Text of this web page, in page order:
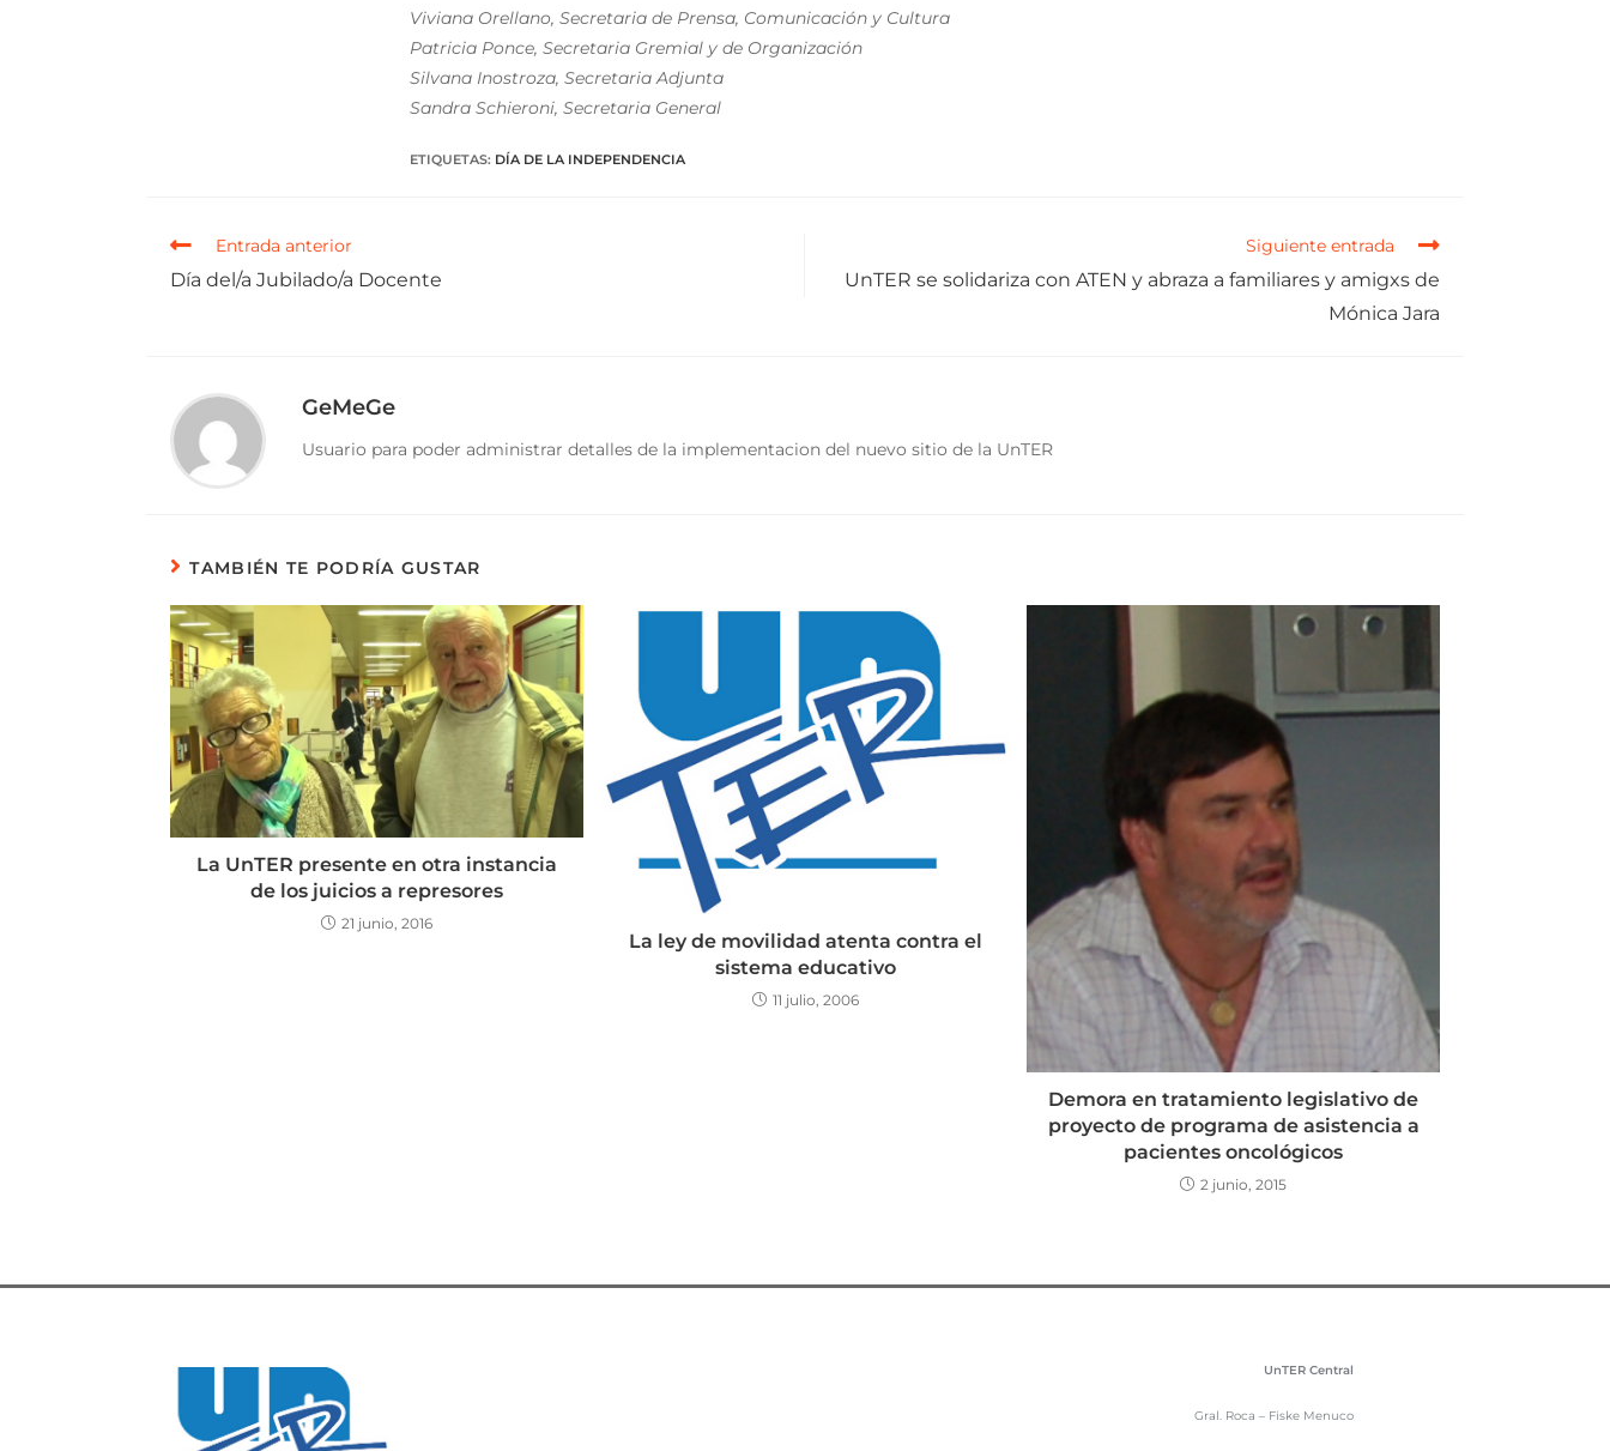
Viviana Orellano, Secretaria de Prensa, Comunicación y Cultura
Patricia Ponce, Secretaria Gremial y de Organización
Silvana Inostroza, Secretaria Adjunta
Sandra Schieroni, Secretaria General
ETIQUETAS: DÍA DE LA INDEPENDENCIA
Entrada anterior
Día del/a Jubilado/a Docente
Siguiente entrada
UnTER se solidariza con ATEN y abraza a familiares y amigxs de
Mónica Jara
GeMeGe
Usuario para poder administrar detalles de la implementacion del nuevo sitio de la UnTER
TAMBIÉN TE PODRÍA GUSTAR
La UnTER presente en otra instancia
de los juicios a represores
21 junio, 2016
La ley de movilidad atenta contra el
sistema educativo
11 julio, 2006
Demora en tratamiento legislativo de
proyecto de programa de asistencia a
pacientes oncológicos
2 junio, 2015
UnTER Central
Gral. Roca – Fiske Menuco